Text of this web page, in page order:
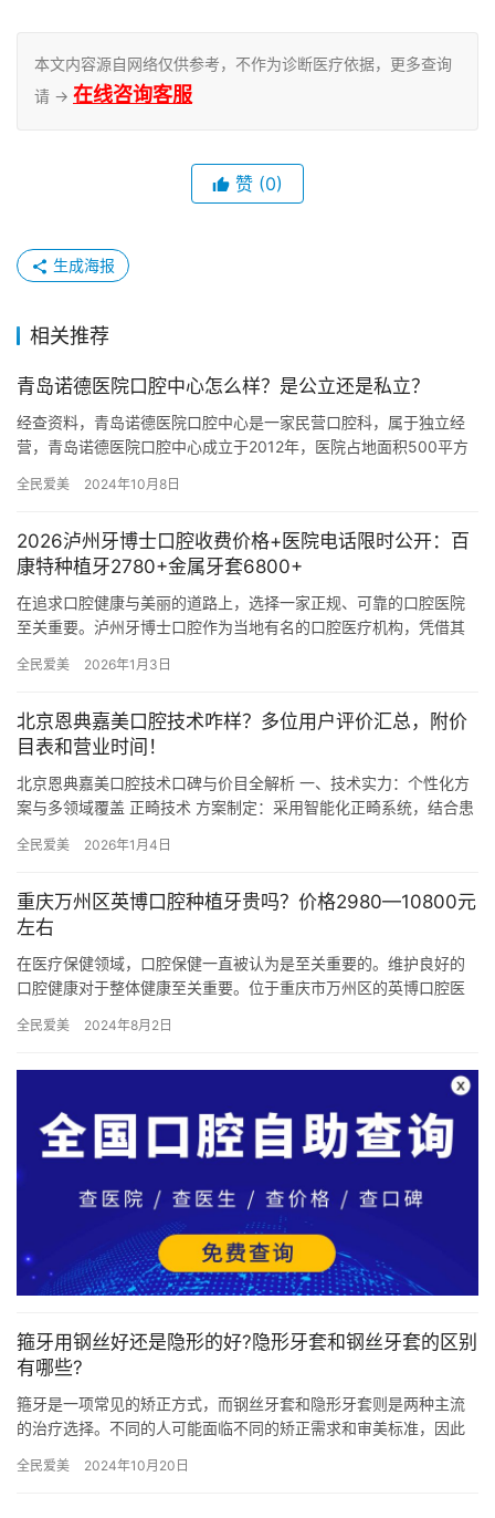
本文内容源自网络仅供参考，不作为诊断医疗依据，更多查询
请 → 在线咨询客服
赞 (0)
生成海报
相关推荐
青岛诺德医院口腔中心怎么样？是公立还是私立？
经查资料，青岛诺德医院口腔中心是一家民营口腔科，属于独立经
营，青岛诺德医院口腔中心成立于2012年，医院占地面积500平方
全民爱美 2024年10月8日
2026泸州牙博士口腔收费价格+医院电话限时公开：百
康特种植牙2780+金属牙套6800+
在追求口腔健康与美丽的道路上，选择一家正规、可靠的口腔医院
至关重要。泸州牙博士口腔作为当地有名的口腔医疗机构，凭借其
信赖与…
全民爱美 2026年1月3日
北京恩典嘉美口腔技术咋样？多位用户评价汇总，附价
目表和营业时间！
北京恩典嘉美口腔技术口碑与价目全解析 一、技术实力：个性化方
案与多领域覆盖 正畸技术 方案制定：采用智能化正畸系统，结合患
全民爱美 2026年1月4日
重庆万州区英博口腔种植牙贵吗？价格2980—10800元
左右
在医疗保健领域，口腔保健一直被认为是至关重要的。维护良好的
口腔健康对于整体健康至关重要。位于重庆市万州区的英博口腔医
医院的…
全民爱美 2024年8月2日
箍牙用钢丝好还是隐形的好?隐形牙套和钢丝牙套的区别
有哪些?
箍牙是一项常见的矫正方式，而钢丝牙套和隐形牙套则是两种主流
的治疗选择。不同的人可能面临不同的矫正需求和审美标准，因此
和隐形…
全民爱美 2024年10月20日